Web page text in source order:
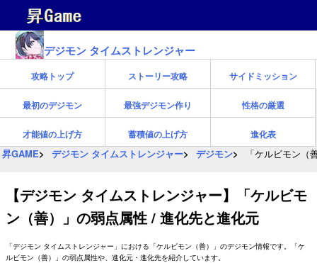
デジモン タイムストレンジャー
攻略トップ ストーリー攻略 サイドミッション
最初のデジモン 最強デジモン作り 性格の厳選
才能値の上げ方 蓄積値の上げ方 進化表
昇GAME デジモン タイムストレンジャー デジモン 「ケルビモン
【デジモン タイムストレンジャー】「ケルビモ
ン（善）」の弱点属性 / 進化先と進化元
「デジモン タイムストレンジャー」における「ケルビモン（善）」のデジモン情報です。「ケ
ルビモン（善）」の弱点属性や、進化元・進化先を紹介しています。